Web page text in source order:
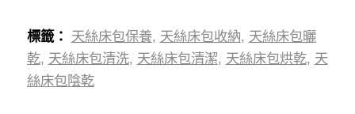
標籤： 天絲床包保養, 天絲床包收納, 天絲床包曬
乾, 天絲床包清洗, 天絲床包清潔, 天絲床包烘乾, 天
絲床包陰乾